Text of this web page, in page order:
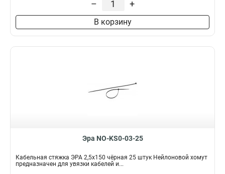
– +
В корзину
Эра NO-KS0-03-25
Кабельная стяжка ЭРА 2,5х150 чёрная 25 штук Нейлоновой хомут
предназначен для увязки кабелей и...